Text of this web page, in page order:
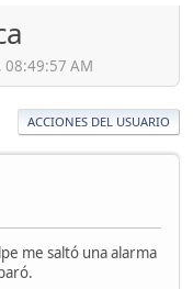
08:49:57 AM
ACCIONES DEL USUARIO
me saltó una alarma